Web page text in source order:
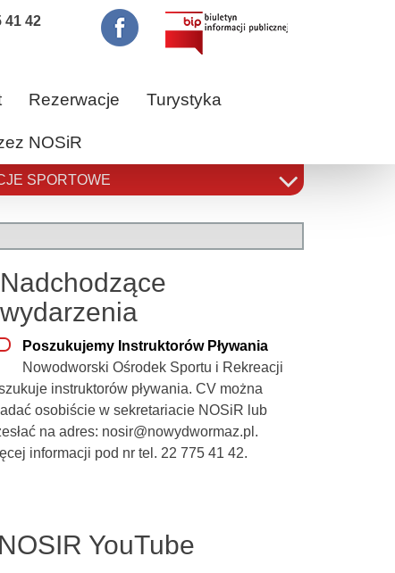
41 42
Rezerwacje Turystyka
NOSiR
SPORTOWE
Nadchodzące
wydarzenia
Poszukujemy Instruktorów Pływania
Nowodworski Ośrodek Sportu i Rekreacji
instruktorów pływania. CV można
osobiście w sekretariacie NOSiR lub
na adres: nosir@nowydwormaz.pl.
informacji pod nr tel. 22 775 41 42.
NOSIR YouTube